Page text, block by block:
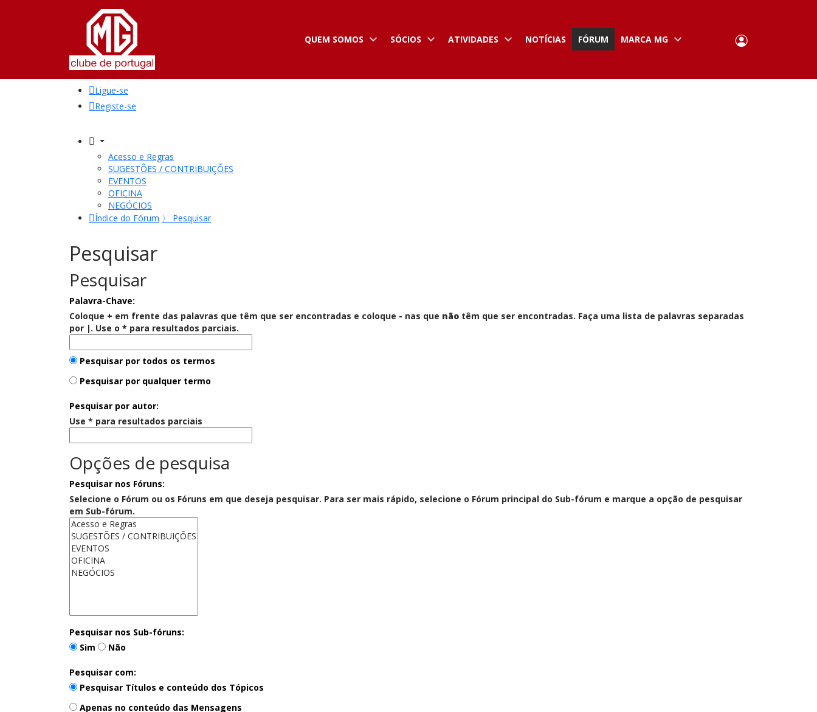
QUEM SOMOS SÓCIOS ATIVIDADES NOTÍCIAS FÓRUM MARCA MG
Portuguese,
EnglishUser
Ligue-se
Registe-se
Acesso e Regras
SUGESTÕES / CONTRIBUIÇÕES
EVENTOS
OFICINA
NEGÓCIOS
Índice do Fórum 〉 Pesquisar
Pesquisar
Pesquisar
Palavra-Chave:
Coloque + em frente das palavras que têm que ser encontradas e coloque - nas que não têm que ser encontradas. Faça uma lista de palavras separadas
por |. Use o * para resultados parciais.
Pesquisar por todos os termos
Pesquisar por qualquer termo
Pesquisar por autor:
Use * para resultados parciais
Opções de pesquisa
Pesquisar nos Fóruns:
Selecione o Fórum ou os Fóruns em que deseja pesquisar. Para ser mais rápido, selecione o Fórum principal do Sub-fórum e marque a opção de pesquisar
em Sub-fórum.
Pesquisar nos Sub-fóruns:
Sim
Não
Pesquisar com:
Pesquisar Títulos e conteúdo dos Tópicos
Apenas no conteúdo das Mensagens